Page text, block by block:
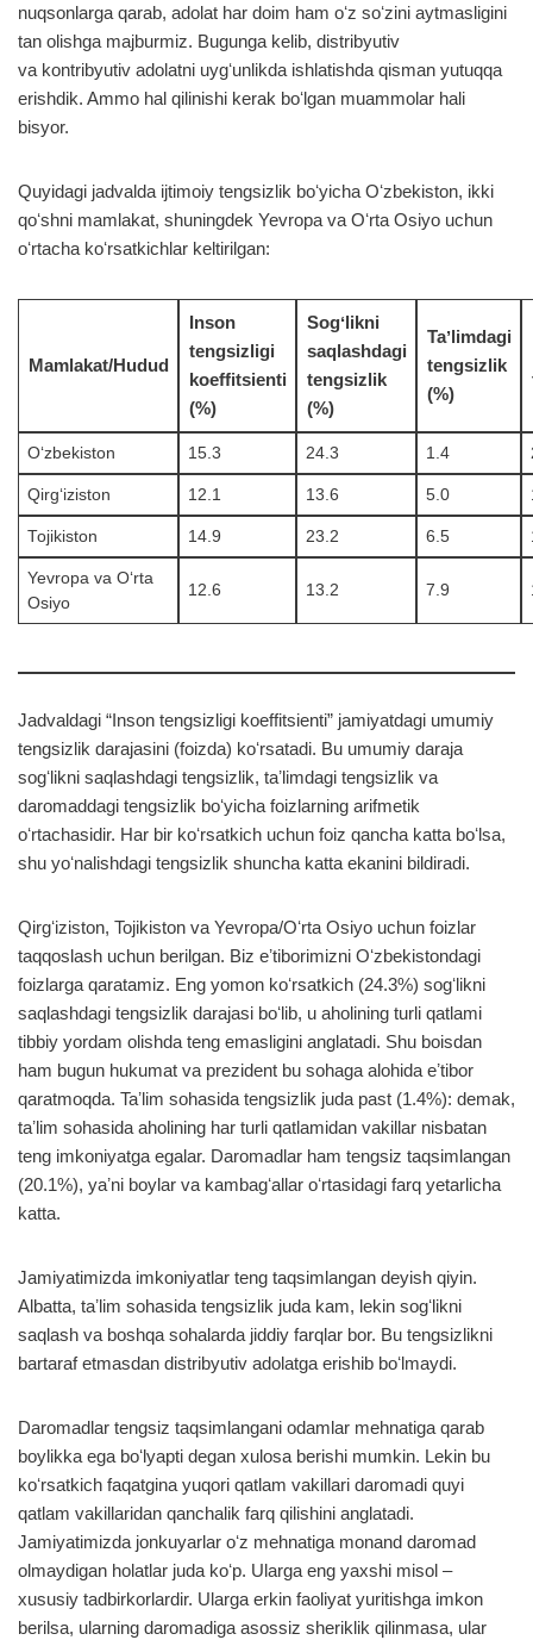
nuqsonlarga qarab, adolat har doim ham oʻz soʻzini aytmasligini
tan olishga majburmiz. Bugunga kelib, distribyutiv
va kontribyutiv adolatni uygʻunlikda ishlatishda qisman yutuqqa
erishdik. Ammo hal qilinishi kerak boʻlgan muammolar hali
bisyor.
Quyidagi jadvalda ijtimoiy tengsizlik boʻyicha Oʻzbekiston, ikki
qoʻshni mamlakat, shuningdek Yevropa va Oʻrta Osiyo uchun
oʻrtacha koʻrsatkichlar keltirilgan:
Mamlakat/Hudud
Inson
tengsizligi
koeffitsienti
(%)
Sogʻlikni
saqlashdagi
tengsizlik
(%)
Taʼlimdagi
tengsizlik
(%)
Oʻzbekiston 15.3 24.3 1.4
Qirgʻiziston 12.1 13.6 5.0
Tojikiston 14.9 23.2 6.5
Yevropa va Oʻrta
Osiyo
12.6 13.2 7.9
Jadvaldagi “Inson tengsizligi koeffitsienti” jamiyatdagi umumiy
tengsizlik darajasini (foizda) koʻrsatadi. Bu umumiy daraja
sogʻlikni saqlashdagi tengsizlik, taʼlimdagi tengsizlik va
daromaddagi tengsizlik boʻyicha foizlarning arifmetik
oʻrtachasidir. Har bir koʻrsatkich uchun foiz qancha katta boʻlsa,
shu yoʻnalishdagi tengsizlik shuncha katta ekanini bildiradi.
Qirgʻiziston, Tojikiston va Yevropa/Oʻrta Osiyo uchun foizlar
taqqoslash uchun berilgan. Biz eʼtiborimizni Oʻzbekistondagi
foizlarga qaratamiz. Eng yomon koʻrsatkich (24.3%) sogʻlikni
saqlashdagi tengsizlik darajasi boʻlib, u aholining turli qatlami
tibbiy yordam olishda teng emasligini anglatadi. Shu boisdan
ham bugun hukumat va prezident bu sohaga alohida eʼtibor
qaratmoqda. Taʼlim sohasida tengsizlik juda past (1.4%): demak,
taʼlim sohasida aholining har turli qatlamidan vakillar nisbatan
teng imkoniyatga egalar. Daromadlar ham tengsiz taqsimlangan
(20.1%), yaʼni boylar va kambagʻallar oʻrtasidagi farq yetarlicha
katta.
Jamiyatimizda imkoniyatlar teng taqsimlangan deyish qiyin.
Albatta, taʼlim sohasida tengsizlik juda kam, lekin sogʻlikni
saqlash va boshqa sohalarda jiddiy farqlar bor. Bu tengsizlikni
bartaraf etmasdan distribyutiv adolatga erishib boʻlmaydi.
Daromadlar tengsiz taqsimlangani odamlar mehnatiga qarab
boylikka ega boʻlyapti degan xulosa berishi mumkin. Lekin bu
koʻrsatkich faqatgina yuqori qatlam vakillari daromadi quyi
qatlam vakillaridan qanchalik farq qilishini anglatadi.
Jamiyatimizda jonkuyarlar oʻz mehnatiga monand daromad
olmaydigan holatlar juda koʻp. Ularga eng yaxshi misol –
xususiy tadbirkorlardir. Ularga erkin faoliyat yuritishga imkon
berilsa, ularning daromadiga asossiz sheriklik qilinmasa, ular